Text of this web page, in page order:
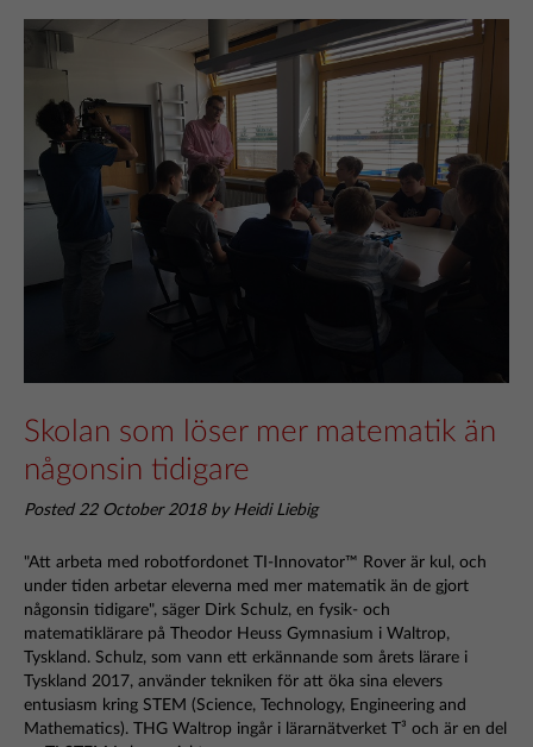
Skolan som löser mer matematik än
någonsin tidigare
Posted 22 October 2018 by Heidi Liebig
"Att arbeta med robotfordonet TI-Innovator™ Rover är kul, och
under tiden arbetar eleverna med mer matematik än de gjort
någonsin tidigare", säger Dirk Schulz, en fysik- och
matematiklärare på Theodor Heuss Gymnasium i Waltrop,
Tyskland. Schulz, som vann ett erkännande som årets lärare i
Tyskland 2017, använder tekniken för att öka sina elevers
entusiasm kring STEM (Science, Technology, Engineering and
Mathematics). THG Waltrop ingår i lärarnätverket T³ och är en del